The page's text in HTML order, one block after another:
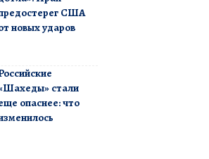
США
новых ударов
стали
опаснее: что